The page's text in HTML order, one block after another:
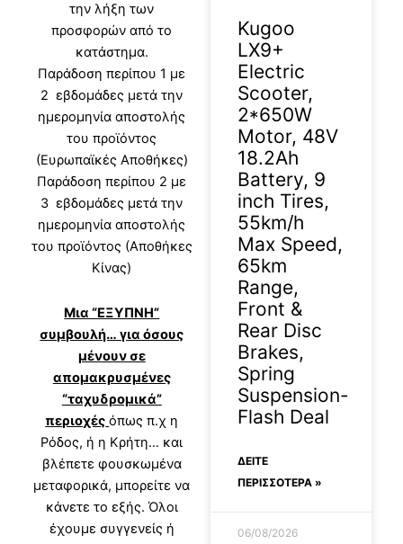
την λήξη των
προσφορών από το
κατάστημα.
Παράδοση περίπου 1 με
2 εβδομάδες μετά την
ημερομηνία αποστολής
του προϊόντος
(Ευρωπαϊκές Αποθήκες)
Παράδοση περίπου 2 με
3 εβδομάδες μετά την
ημερομηνία αποστολής
του προϊόντος (Αποθήκες
Κίνας)
Μια “ΕΞΥΠΝΗ”
συμβουλή… για όσους
μένουν σε
απομακρυσμένες
“ταχυδρομικά”
περιοχές όπως π.χ η
Ρόδος, ή η Κρήτη… και
βλέπετε φουσκωμένα
μεταφορικά, μπορείτε να
κάνετε το εξής. Όλοι
έχουμε συγγενείς ή
Kugoo
LX9+
Electric
Scooter,
2*650W
Motor, 48V
18.2Ah
Battery, 9
inch Tires,
55km/h
Max Speed,
65km
Range,
Front &
Rear Disc
Brakes,
Spring
Suspension-
Flash Deal
ΔΕΊΤΕ
ΠΕΡΙΣΣΟΤΕΡΑ »
06/08/2026